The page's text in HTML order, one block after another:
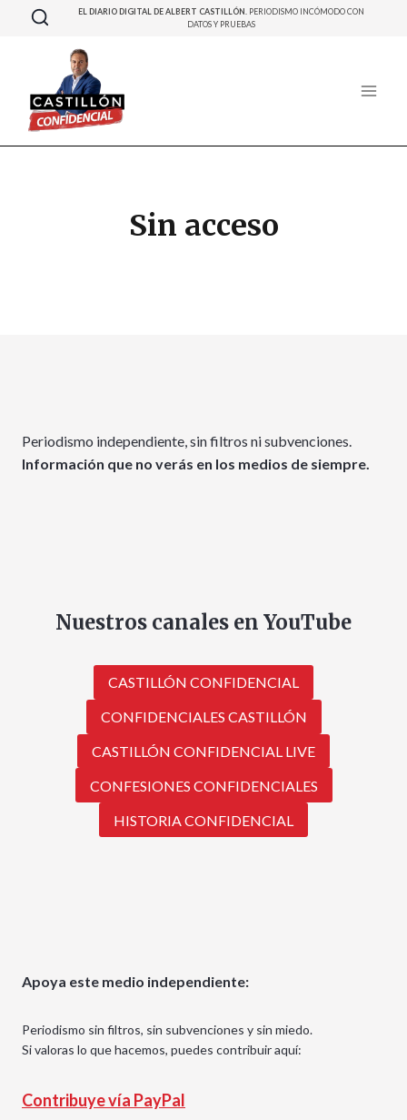
Saltar
contenido
EL DIARIO DIGITAL DE ALBERT CASTILLÓN. PERIODISMO INCÓMODO CON
DATOS Y PRUEBAS
Sin acceso
Periodismo independiente, sin filtros ni subvenciones.
Información que no verás en los medios de siempre.
Nuestros canales en YouTube
CASTILLÓN CONFIDENCIAL
CONFIDENCIALES CASTILLÓN
CASTILLÓN CONFIDENCIAL LIVE
CONFESIONES CONFIDENCIALES
HISTORIA CONFIDENCIAL
Apoya este medio independiente:
Periodismo sin filtros, sin subvenciones y sin miedo.
Si valoras lo que hacemos, puedes contribuir aquí:
Contribuye vía PayPal